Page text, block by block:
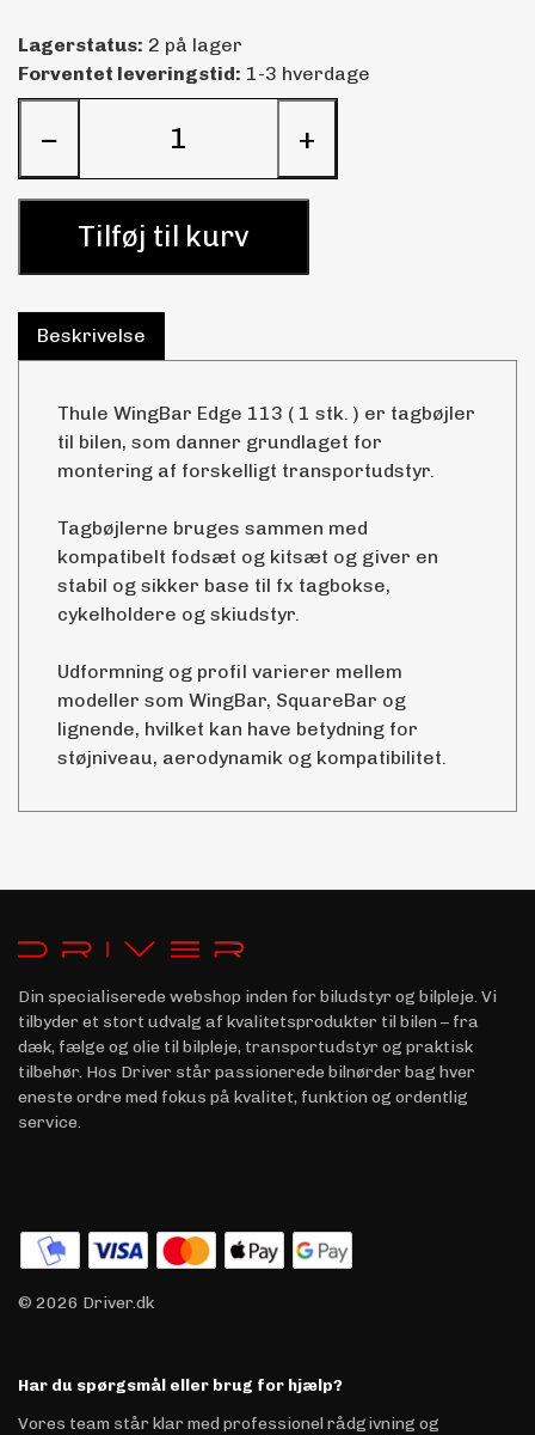
Lagerstatus: 2 på lager
Forventet leveringstid: 1-3 hverdage
− +
Tilføj til kurv
Beskrivelse
Thule WingBar Edge 113 ( 1 stk. ) er tagbøjler
til bilen, som danner grundlaget for
montering af forskelligt transportudstyr.
Tagbøjlerne bruges sammen med
kompatibelt fodsæt og kitsæt og giver en
stabil og sikker base til fx tagbokse,
cykelholdere og skiudstyr.
Udformning og profil varierer mellem
modeller som WingBar, SquareBar og
lignende, hvilket kan have betydning for
støjniveau, aerodynamik og kompatibilitet.
Din specialiserede webshop inden for biludstyr og bilpleje. Vi
tilbyder et stort udvalg af kvalitetsprodukter til bilen – fra
dæk, fælge og olie til bilpleje, transportudstyr og praktisk
tilbehør. Hos Driver står passionerede bilnørder bag hver
eneste ordre med fokus på kvalitet, funktion og ordentlig
service.
© 2026 Driver.dk
Har du spørgsmål eller brug for hjælp?
Vores team står klar med professionel rådgivning og